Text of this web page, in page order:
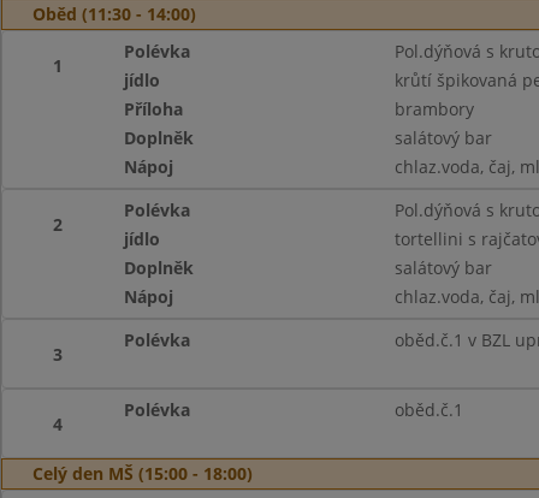
Oběd (11:30 - 14:00)
1
Polévka
Pol.dýňová s
jídlo
krůtí špikovaná
Příloha
brambory
Doplněk
salátový bar
Nápoj
chlaz.voda, čaj,
2
Polévka
Pol.dýňová s
jídlo
tortellini s
Doplněk
salátový bar
Nápoj
chlaz.voda, čaj,
3
Polévka oběd.č.1 v BZL
4
Polévka oběd.č.1
Celý den MŠ (15:00 - 18:00)